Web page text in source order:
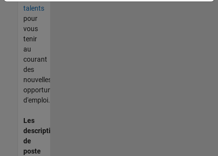
talents
pour
vous
tenir
au
courant
des
nouvelles
opportunités
d'emploi.
Les
descriptions
de
poste